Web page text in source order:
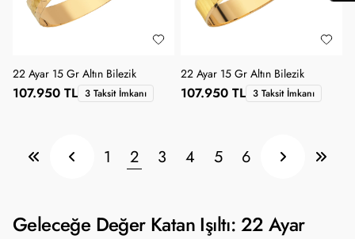
22 Ayar 15 Gr Altın Bilezik
107.950 TL 3 Taksit İmkanı
22 Ayar 15 Gr Altın Bilezik
107.950 TL 3 Taksit İmkanı
1 2 3 4 5 6
Geleceğe Değer Katan Işıltı: 22 Ayar